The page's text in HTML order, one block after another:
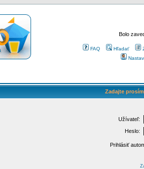
Bolo
FAQ Hľadať
Zadajte
Užívateľ:
Heslo:
Prihlásiť